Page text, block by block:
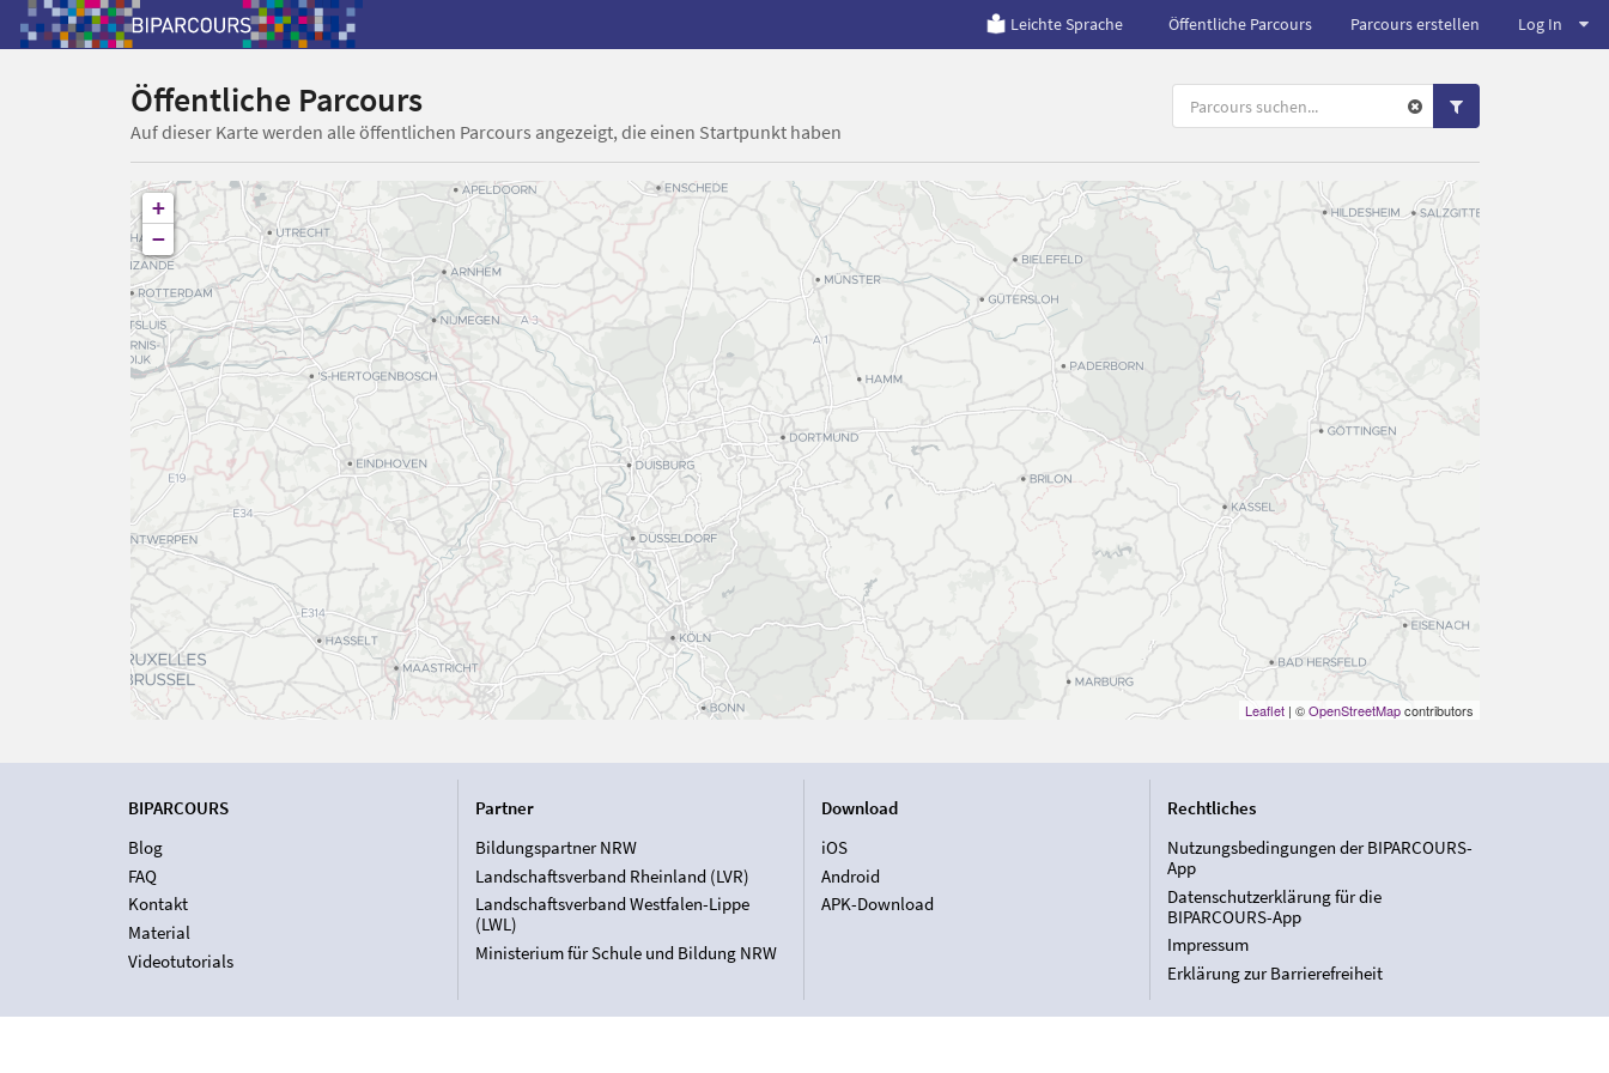
Leichte Sprache Öffentliche Parcours Parcours erstellen Log In
Öffentliche Parcours
Auf dieser Karte werden alle öffentlichen Parcours angezeigt, die einen Startpunkt haben
+
−
Leaflet| ©OpenStreetMapcontributors
BIPARCOURS
Blog
FAQ
Kontakt
Material
Videotutorials
Partner
Bildungspartner NRW
Landschaftsverband Rheinland (LVR)
Landschaftsverband Westfalen-Lippe
(LWL)
Ministerium für Schule und Bildung NRW
Download
iOS
Android
APK-Download
Rechtliches
Nutzungsbedingungen der BIPARCOURS-
App
Datenschutzerklärung für die
BIPARCOURS-App
Impressum
Erklärung zur Barrierefreiheit